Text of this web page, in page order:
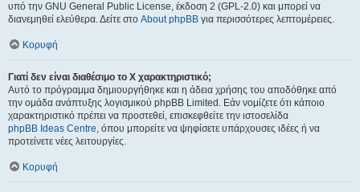
υπό την GNU General Public License, έκδοση 2 (GPL-2.0) και μπορεί να
διανεμηθεί ελεύθερα. Δείτε στο About phpBB για περισσότερες λεπτομέρειες.
Κορυφή
Γιατί δεν είναι διαθέσιμο το Χ χαρακτηριστικό;
Αυτό το πρόγραμμα δημιουργήθηκε και η άδεια χρήσης του αποδόθηκε από
την ομάδα ανάπτυξης λογισμικού phpBB Limited. Εάν νομίζετε ότι κάποιο
χαρακτηριστικό πρέπει να προστεθεί, επισκεφθείτε την ιστοσελίδα
phpBB Ideas Centre, όπου μπορείτε να ψηφίσετε υπάρχουσες ιδέες ή να
προτείνετε νέες λειτουργίες.
Κορυφή